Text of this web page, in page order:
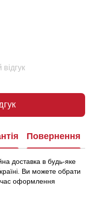
Повернення
доставка в будь-яке
Ви можете обрати
час оформлення